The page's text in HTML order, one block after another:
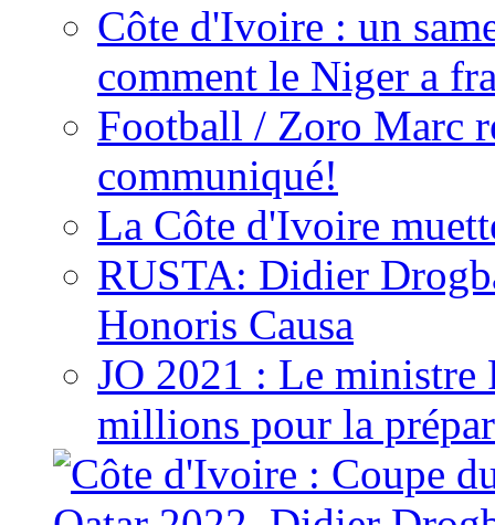
Côte d'Ivoire : un
comment le Niger a
Football / Zoro Marc
communiqué!
La Côte d'Ivoire
RUSTA: Didier
Honoris Causa
JO 2021 : Le ministre
millions pour la